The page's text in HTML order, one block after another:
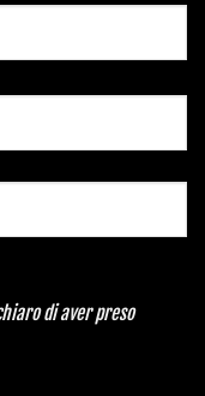
di aver preso